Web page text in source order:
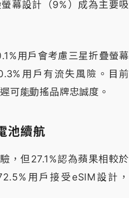
幕設計（9%）成為主要吸
用戶會考慮三星折疊螢幕
用戶有流失風險。目前
可能動搖品牌忠誠度。
池續航
，但27.1%認為蘋果相較於
用戶接受eSIM設計，